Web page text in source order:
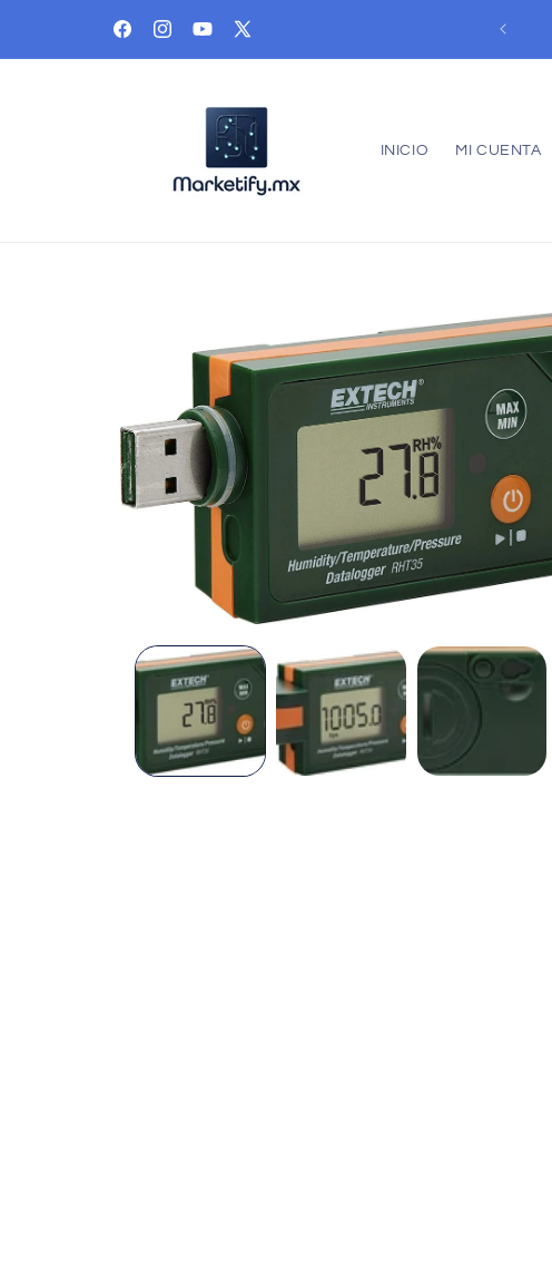
directamente
FacebookInstagramYouTube
X
INICIO MI CUENTA
información
del producto